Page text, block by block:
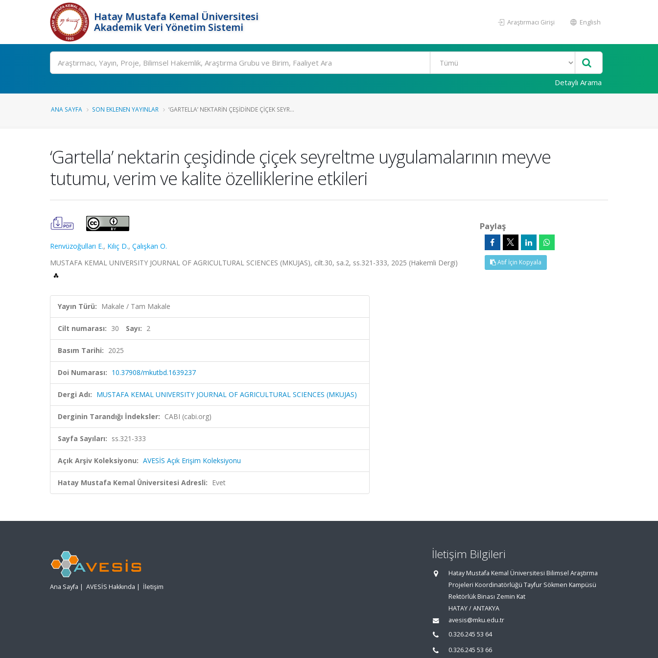
Hatay Mustafa Kemal Üniversitesi
Akademik Veri Yönetim Sistemi
Araştırmacı Girişi English
Ara
Detaylı Arama
ANA SAYFA SON EKLENEN YAYINLAR ‘GARTELLA’ NEKTARIN ÇEŞIDINDE ÇIÇEK SEYR...
‘Gartella’ nektarin çeşidinde çiçek seyreltme uygulamalarının meyve
tutumu, verim ve kalite özelliklerine etkileri
Renvüzoğulları E., Kılıç D., Çalışkan O.
MUSTAFA KEMAL UNIVERSITY JOURNAL OF AGRICULTURAL SCIENCES (MKUJAS), cilt.30, sa.2, ss.321-333, 2025 (Hakemli Dergi)
Yayın Türü: Makale / Tam Makale
Cilt numarası: 30 Sayı: 2
Basım Tarihi: 2025
Doi Numarası: 10.37908/mkutbd.1639237
Dergi Adı: MUSTAFA KEMAL UNIVERSITY JOURNAL OF AGRICULTURAL SCIENCES (MKUJAS)
Derginin Tarandığı İndeksler: CABI (cabi.org)
Sayfa Sayıları: ss.321-333
Açık Arşiv Koleksiyonu: AVESİS Açık Erişim Koleksiyonu
Hatay Mustafa Kemal Üniversitesi Adresli: Evet
Paylaş
Atıf İçin Kopyala
Ana Sayfa | AVESİS Hakkında | İletişim
İletişim Bilgileri
Hatay Mustafa Kemal Üniversitesi Bilimsel Araştırma
Projeleri Koordinatörlüğü Tayfur Sökmen Kampüsü
Rektörlük Binası Zemin Kat
HATAY / ANTAKYA
avesis@mku.edu.tr
0.326.245 53 64
0.326.245 53 66